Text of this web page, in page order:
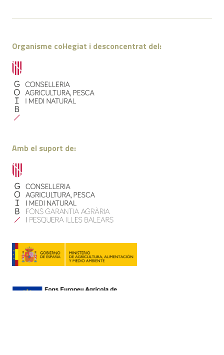
Organisme col·legiat i desconcentrat del:
Amb el suport de: